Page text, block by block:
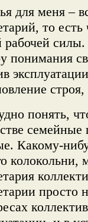
для меня –
то
рабочей
понимания
понять,
семейные
Какому-
колокольни,
просто